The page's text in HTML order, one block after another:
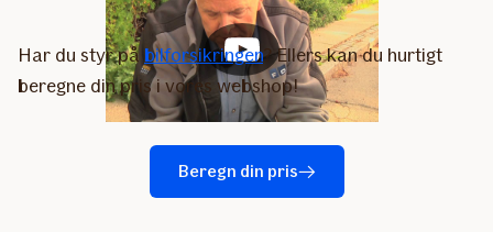
Har du styr på bilforsikringen? Ellers kan du hurtigt
beregne din pris i vores webshop!
Beregn din pris